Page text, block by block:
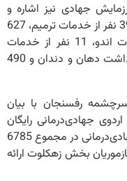
جهادی نیز اشاره و
تصریح کرد: 742 نفر از خدمات معاینه، 390 نفر از خدمات ترمیم، 627
نفر از خدمات کشیدن، 66 نفر از خدمات اندو، 11 نفر از خدمات
جرم‌گیری، 741 نفر از خدمات آموزش بهداشت دهان و دندان و 490
رفسنجان با بیان
جهادی‌درمانی رایگان
بوده است، تصریح کرد: در این رزمایش جهادی‌درمانی در مجموع 6785
جازموریان بخش زهکلوت ارائه